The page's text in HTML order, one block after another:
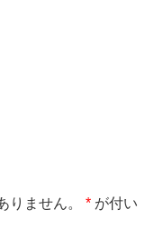
りません。 * が付い